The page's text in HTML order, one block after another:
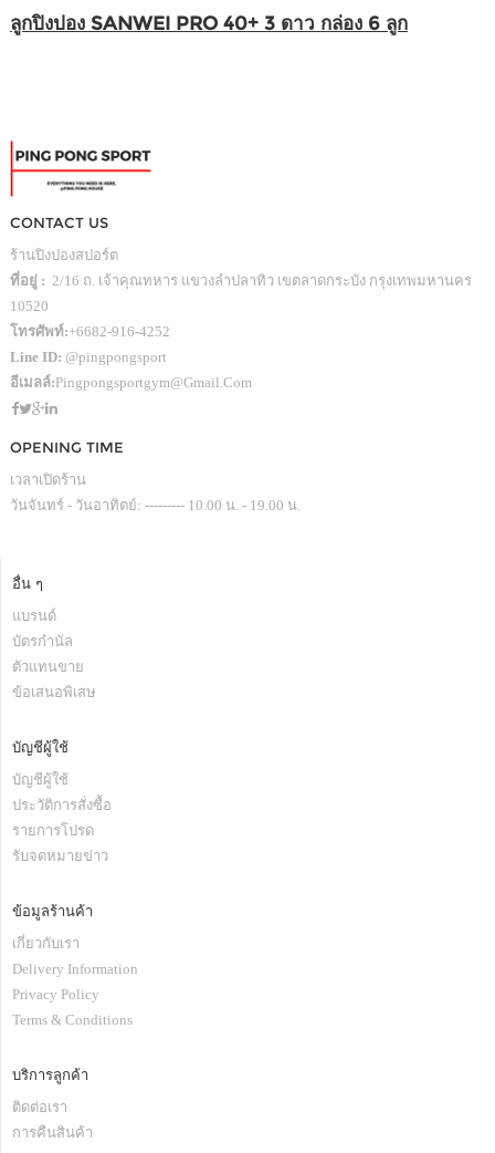
ลูกปิงปอง SANWEI PRO 40+ 3 ดาว กล่อง 6 ลูก
CONTACT US
ร้านปิงปองสปอร์ต
ที่อยู่ : 2/16 ถ. เจ้าคุณทหาร แขวงลำปลาทิว เขตลาดกระบัง กรุงเทพมหานคร
10520
โทรศัพท์:+6682-916-4252
Line ID: @pingpongsport
อีเมลล์:Pingpongsportgym@gmail.com
OPENING TIME
เวลาเปิดร้าน
วันจันทร์ - วันอาทิตย์: --------- 10.00 น. - 19.00 น.
อื่น ๆ
แบรนด์
บัตรกำนัล
ตัวแทนขาย
ข้อเสนอพิเสษ
บัญชีผู้ใช้
บัญชีผู้ใช้
ประวัติการสั่งซื้อ
รายการโปรด
รับจดหมายข่าว
ข้อมูลร้านค้า
เกี่ยวกับเรา
Delivery Information
Privacy Policy
Terms & Conditions
บริการลูกค้า
ติดต่อเรา
การคืนสินค้า